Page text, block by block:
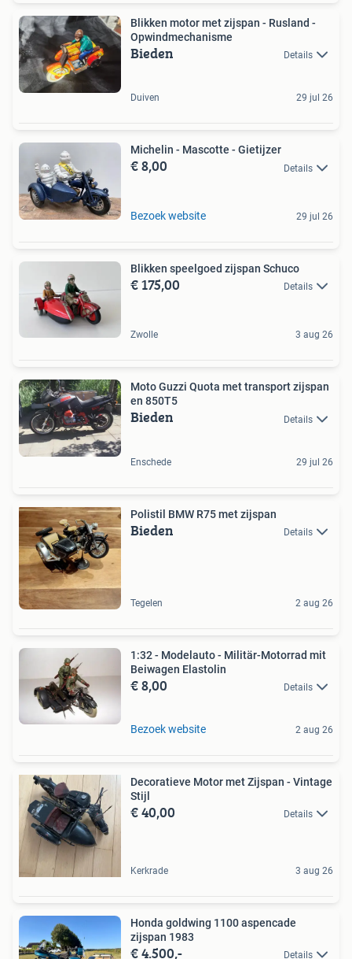
Blikken motor met zijspan - Rusland -
Opwindmechanisme
Bieden Details
Duiven 29 jul 26
Michelin - Mascotte - Gietijzer
€ 8,00 Details
Bezoek website 29 jul 26
Blikken speelgoed zijspan Schuco
€ 175,00 Details
Zwolle 3 aug 26
Moto Guzzi Quota met transport zijspan
en 850T5
Bieden Details
Enschede 29 jul 26
Polistil BMW R75 met zijspan
Bieden Details
Tegelen 2 aug 26
1:32 - Modelauto - Militär-Motorrad mit
Beiwagen Elastolin
€ 8,00 Details
Bezoek website 2 aug 26
Decoratieve Motor met Zijspan - Vintage
Stijl
€ 40,00 Details
Kerkrade 3 aug 26
Honda goldwing 1100 aspencade
zijspan 1983
€ 4.500,- Details